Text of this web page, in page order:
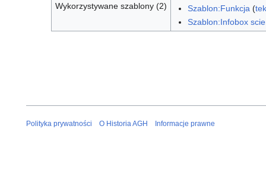
Wykorzystywane szablony (2) Szablon:Funkcja (
Szablon:Infobox
Polityka prywatności O Historia AGH Informacje prawne